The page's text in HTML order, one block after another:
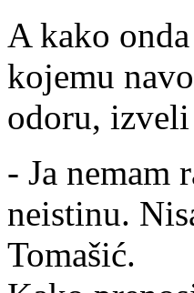
A kako
kojemu
odoru,
- Ja nemam
neistinu.
Tomašić.